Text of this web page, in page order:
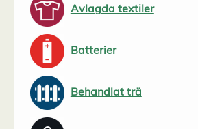
Avlagda textiler
Batterier
Behandlat trä